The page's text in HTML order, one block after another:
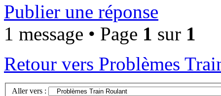
Publier une réponse
1 message • Page 1 sur 1
Retour vers Problèmes
Aller vers :